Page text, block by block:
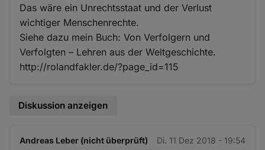
Das wäre ein Unrechtsstaat und der Verlust
wichtiger Menschenrechte.
Siehe dazu mein Buch: Von Verfolgern und
Verfolgten – Lehren aus der Weltgeschichte.
http://rolandfakler.de/?page_id=115
Diskussion anzeigen
Andreas Leber (nicht überprüft) Di. 11 Dez 2018 - 19:54